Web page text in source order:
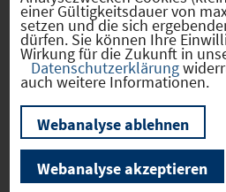
Bevölkerung
Sozialvers. Beschäftigte
einer Gültigkeitsdauer von
setzen und die sich
dürfen. Sie können Ihre
Wirkung für die Zukunft in
Datenschutzerklärung
auch weitere Informationen.
Webanalyse ablehnen
Webanalyse akzeptieren